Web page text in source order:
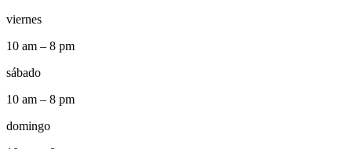
viernes
10 am – 8 pm
sábado
10 am – 8 pm
domingo